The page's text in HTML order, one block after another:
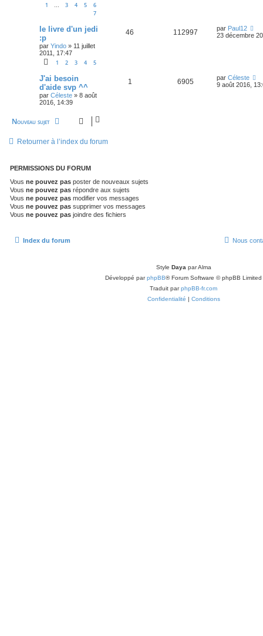
1 … 3 4 5
6
7
le livre d'un jedi
:p
par Yindo » 11 juillet
2011, 17:47
1 2 3 4 5
46 112997 par Paul12
23 décembre
J'ai besoin
d'aide svp ^^
par Céleste » 8 août
2016, 14:39
1 6905 par Céleste
9 août 2016,
Nouveau sujet
Retourner à l’index du forum
PERMISSIONS DU FORUM
Vous ne pouvez pas poster de nouveaux sujets
Vous ne pouvez pas répondre aux sujets
Vous ne pouvez pas modifier vos messages
Vous ne pouvez pas supprimer vos messages
Vous ne pouvez pas joindre des fichiers
Index du forum Nous
Style Dayapar Alma
Développé parphpBB® Forum Software © phpBB Limited
Traduit parphpBB-fr.com
Confidentialité | Conditions